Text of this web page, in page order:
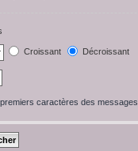
Croissant Décroissant
premiers caractères des messages